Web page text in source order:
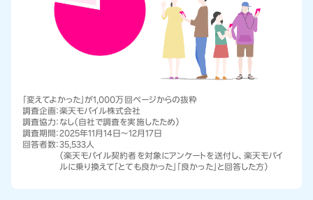
「変えてよかった」が1,000万回ページからの抜粋
調査企画：楽天モバイル株式会社
調査協力： なし（自社で調査を実施したため）
調査期間：2025年11月14日～12月17日
回答者数：35,533人
（楽天モバイル契約者を対象にアンケートを送付し、楽天モバイ
ルに乗り換えて「とても良かった」「良かった」と回答した方）